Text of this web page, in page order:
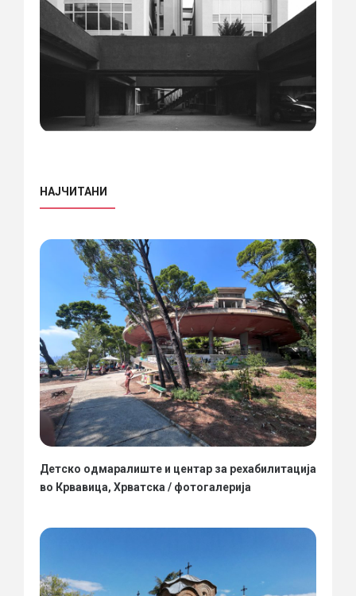
НАЈЧИТАНИ
Детско одмаралиште и центар за рехабилитација
во Крвавица, Хрватска / фотогалерија